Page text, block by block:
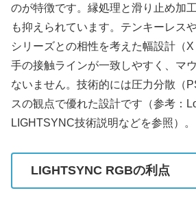
のが特徴です。縁処理と滑り止め加
も抑えられています。テンキーレス
シリーズとの相性を考えた幅設計（
手の接触ラインが一致しやすく、マ
ないません。技術的には圧力分散（
スの観点で優れた設計です（参考：
LIGHTSYNC技術説明などを参照）。
LIGHTSYNC RGBの利点